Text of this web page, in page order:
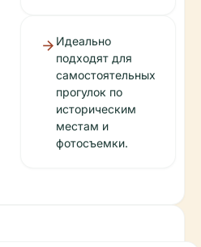
Идеально
подходят для
самостоятельных
прогулок по
историческим
местам и
фотосъемки.